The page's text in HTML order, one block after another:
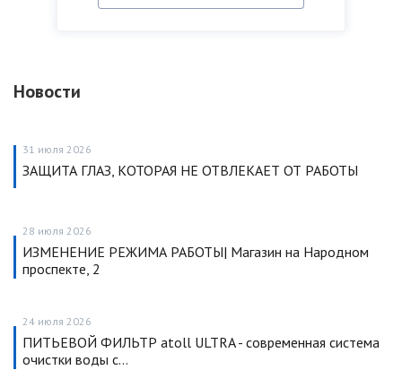
Новости
31 июля 2026
ЗАЩИТА ГЛАЗ, КОТОРАЯ НЕ ОТВЛЕКАЕТ ОТ РАБОТЫ
28 июля 2026
ИЗМЕНЕНИЕ РЕЖИМА РАБОТЫ| Магазин на Народном
проспекте, 2
24 июля 2026
ПИТЬЕВОЙ ФИЛЬТР atoll ULTRA - современная система
очистки воды с…